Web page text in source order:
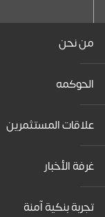
من نحن
الحوكمه
علاقات المستثمرين
غرفة الأخبار
تجربة بنكية آمنة